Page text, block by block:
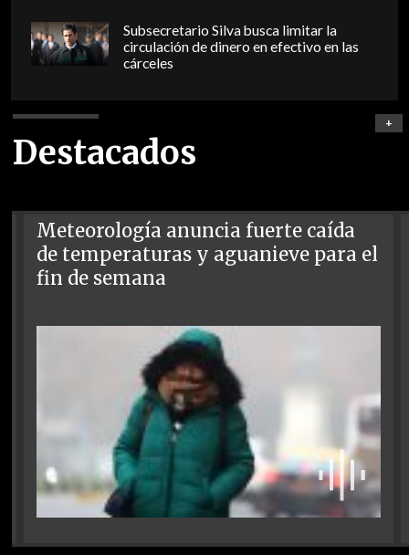
Subsecretario Silva busca limitar la
circulación de dinero en efectivo en las
cárceles
Destacados
+
Meteorología anuncia fuerte caída
de temperaturas y aguanieve para el
fin de semana